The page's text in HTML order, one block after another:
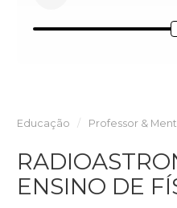
Educação Professor &
ENSINO DE